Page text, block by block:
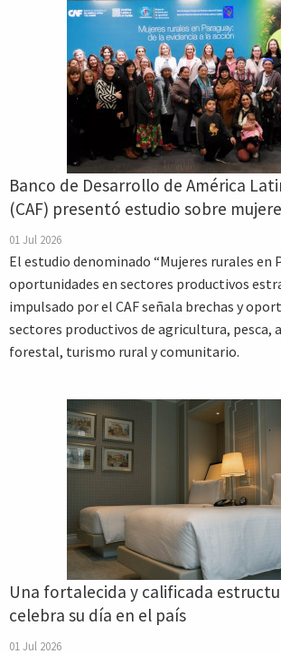
Banco de Desarrollo de América
(CAF) presentó estudio sobre
01 Jul 2026
El estudio denominado “Mujeres rurales en
oportunidades en sectores productivos
impulsado por el CAF señala brechas y
sectores productivos de agricultura, pesca,
forestal, turismo rural y comunitario.
Una fortalecida y calificada
celebra su día en el país
01 Jul 2026